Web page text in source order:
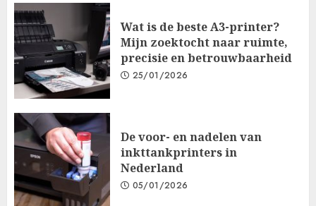
Wat is de beste A3-printer?
Mijn zoektocht naar ruimte,
precisie en betrouwbaarheid
25/01/2026
De voor- en nadelen van
inkttankprinters in
Nederland
05/01/2026